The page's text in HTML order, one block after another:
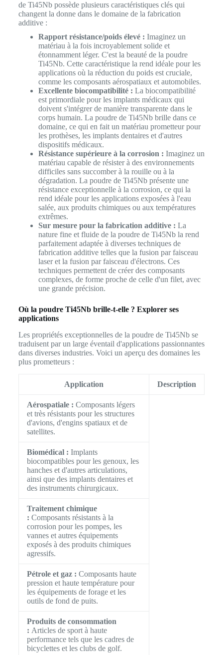
de Ti45Nb possède plusieurs caractéristiques clés qui
changent la donne dans le domaine de la fabrication
additive :
Rapport résistance/poids élevé : Imaginez un
matériau à la fois incroyablement solide et
étonnamment léger. C'est la beauté de la poudre
Ti45Nb. Cette caractéristique la rend idéale pour les
applications où la réduction du poids est cruciale,
comme les composants aérospatiaux et automobiles.
Excellente biocompatibilité : La biocompatibilité
est primordiale pour les implants médicaux qui
doivent s'intégrer de manière transparente dans le
corps humain. La poudre de Ti45Nb brille dans ce
domaine, ce qui en fait un matériau prometteur pour
les prothèses, les implants dentaires et d'autres
dispositifs médicaux.
Résistance supérieure à la corrosion : Imaginez un
matériau capable de résister à des environnements
difficiles sans succomber à la rouille ou à la
dégradation. La poudre de Ti45Nb présente une
résistance exceptionnelle à la corrosion, ce qui la
rend idéale pour les applications exposées à l'eau
salée, aux produits chimiques ou aux températures
extrêmes.
Sur mesure pour la fabrication additive : La
nature fine et fluide de la poudre de Ti45Nb la rend
parfaitement adaptée à diverses techniques de
fabrication additive telles que la fusion par faisceau
laser et la fusion par faisceau d'électrons. Ces
techniques permettent de créer des composants
complexes, de forme proche de celle d'un filet, avec
une grande précision.
Où la poudre Ti45Nb brille-t-elle ? Explorer ses
applications
Les propriétés exceptionnelles de la poudre de Ti45Nb se
traduisent par un large éventail d'applications passionnantes
dans diverses industries. Voici un aperçu des domaines les
plus prometteurs :
Application Description
Aérospatiale : Composants légers
et très résistants pour les structures
d'avions, d'engins spatiaux et de
satellites.
Biomédical : Implants
biocompatibles pour les genoux, les
hanches et d'autres articulations,
ainsi que des implants dentaires et
des instruments chirurgicaux.
Traitement chimique
: Composants résistants à la
corrosion pour les pompes, les
vannes et autres équipements
exposés à des produits chimiques
agressifs.
Pétrole et gaz : Composants haute
pression et haute température pour
les équipements de forage et les
outils de fond de puits.
Produits de consommation
: Articles de sport à haute
performance tels que les cadres de
bicyclettes et les clubs de golf.